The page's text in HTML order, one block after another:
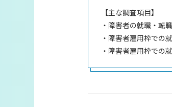
【主な調査項目】
・障害者の就職・転
・障害者雇用枠での
・障害者雇用枠での